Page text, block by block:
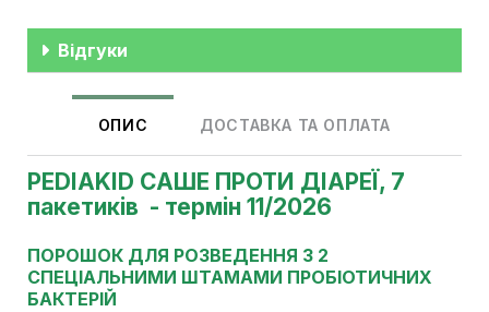
Відгуки
ОПИС ДОСТАВКА ТА ОПЛАТА
PEDIAKID САШЕ ПРОТИ ДІАРЕЇ, 7
пакетиків - термін 11/2026
ПОРОШОК ДЛЯ РОЗВЕДЕННЯ З 2
СПЕЦІАЛЬНИМИ ШТАМАМИ ПРОБІОТИЧНИХ
БАКТЕРІЙ